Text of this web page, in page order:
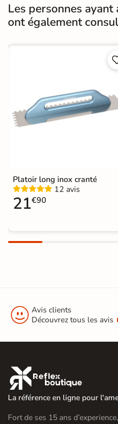
Résistant au Gel Oui
1er
A coller
A coller
Normes
Les personnes
ont également
Platoir long inox cranté
12 avis
21€90
 Avis clients
Découvrez tous les avis

La référence en ligne pour
Fort de ses 15 ans